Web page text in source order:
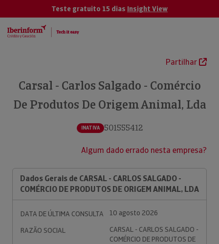
Teste gratuito 15 dias Insight View
Partilhar
Carsal - Carlos Salgado - Comércio
De Produtos De Origem Animal, Lda
INATIVA 501555412
Algum dado errado nesta empresa?
Dados Gerais de CARSAL - CARLOS SALGADO -
COMÉRCIO DE PRODUTOS DE ORIGEM ANIMAL, LDA
DATA DE ÚLTIMA CONSULTA
10 agosto 2026
RAZÃO SOCIAL
CARSAL - CARLOS SALGADO -
COMÉRCIO DE PRODUTOS DE